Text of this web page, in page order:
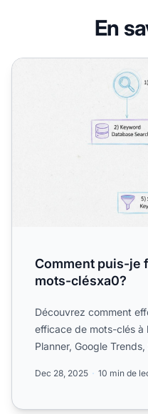
En
Comment puis-je faire
Comment puis-je
mots-clésxa0?
Découvrez comment
efficace de mots-clés à
Planner, Google
Dec 28, 2025 10 min de